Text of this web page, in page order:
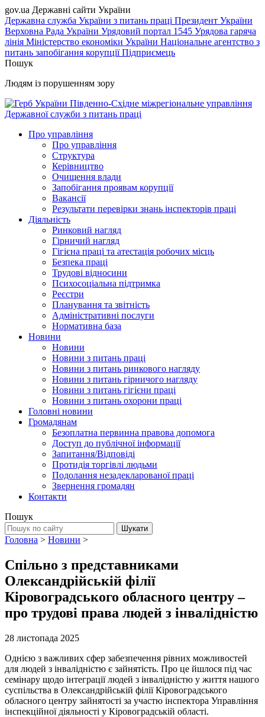
gov.ua Державні сайти України
Державна служба України з питань праці Президент України
Верховна Рада України Урядовий портал 1545 Урядова гаряча
лінія Міністерство економіки України Національне агентство з
питань запобігання корупціїПідприємець
Пошук
Людям із порушенням зору
Південно-Східне міжрегіональне управління
Державної служби з питань праці
Про управління
Про управління
Структура
Керівництво
Очищення влади
Запобігання проявам корупції
Вакансії
Результати перевірки знань інспекторів праці
Діяльність
Ринковий нагляд
Гірничий нагляд
Гігієна праці та атестація робочих місць
Безпека праці
Трудові відносини
Психосоціальна підтримка
Реєстри
Планування та звітність
Адміністративні послуги
Нормативна база
Новини
Новини
Новини з питань праці
Новини з питань ринкового нагляду
Новини з питань гірничого нагляду
Новини з питань гігієни праці
Новини з питань охорони праці
Головні новини
Громадянам
Безоплатна первинна правова допомога
Доступ до публічної інформації
Запитання/Відповіді
Протидія торгівлі людьми
Подолання незадекларованої праці
Звернення громадян
Контакти
Пошук
Головна > Новини >
Спільно з представниками
Олександрійській філії
Кіровоградського обласного центру –
про трудові права людей з інвалідністю
28 листопада 2025
Однією з важливих сфер забезпечення рівних можливостей
для людей з інвалідністю є зайнятість. Про це йшлося під час
семінару щодо інтеграції людей з інвалідністю у життя нашого
суспільства в Олександрійській філії Кіровоградського
обласного центру зайнятості за участю інспектора Управління
інспекційної діяльності у Кіровоградській області.